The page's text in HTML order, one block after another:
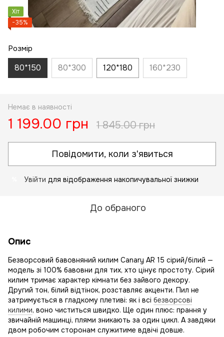
Хіт
−35%
Розмір
80*150 80*300 120*180 160*230
Немає в наявності
1 199.00 грн 1 845.00 грн
Повідомити, коли з'явиться
Увійти для відображення накопичувальної знижки
До обраного
Опис
Безворсовий бавовняний килим Canary AR 15 сірий/білий —
модель зі 100% бавовни для тих, хто цінує простоту. Сірий
килим тримає характер кімнати без зайвого декору.
Другий тон, білий відтінок, розставляє акценти. Пил не
затримується в гладкому плетиві: як і всі безворсові
килими, воно чиститься швидко. Ще один плюс: прання у
звичайній машинці, плями зникають за один цикл. А завдяки
двом робочим сторонам служитиме вдвічі довше.